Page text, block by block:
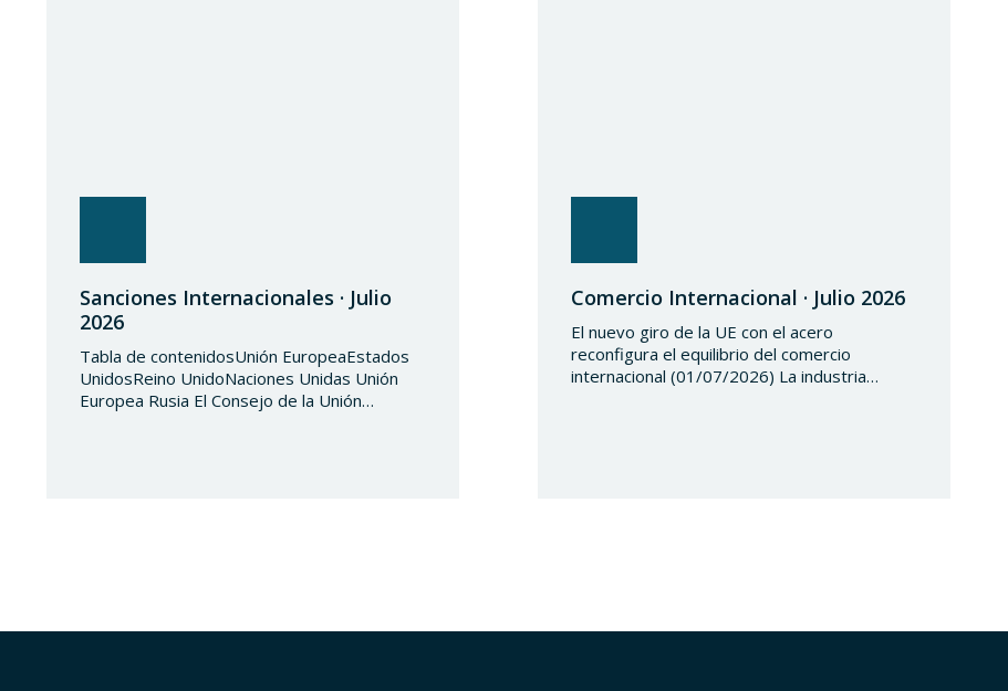
Sanciones Internacionales · Julio
2026
Tabla de contenidosUnión EuropeaEstados
UnidosReino UnidoNaciones Unidas Unión
Europea Rusia El Consejo de la Unión
Comercio Internacional · Julio 2026
El nuevo giro de la UE con el acero
reconfigura el equilibrio del comercio
internacional (01/07/2026) La industria